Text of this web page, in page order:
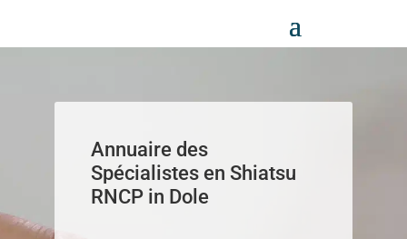
Annuaire des
Spécialistes en Shiatsu
RNCP in Dole